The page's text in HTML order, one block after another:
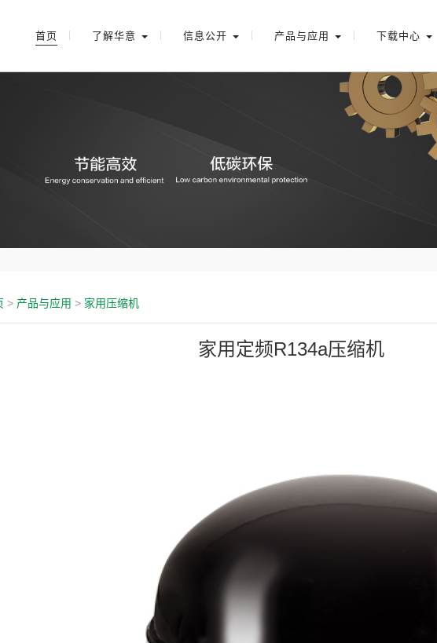
首页 了解华意 信息公开 产品与应用 下载中心
> 产品与应用 > 家用压缩机
家用定频R134a压缩机